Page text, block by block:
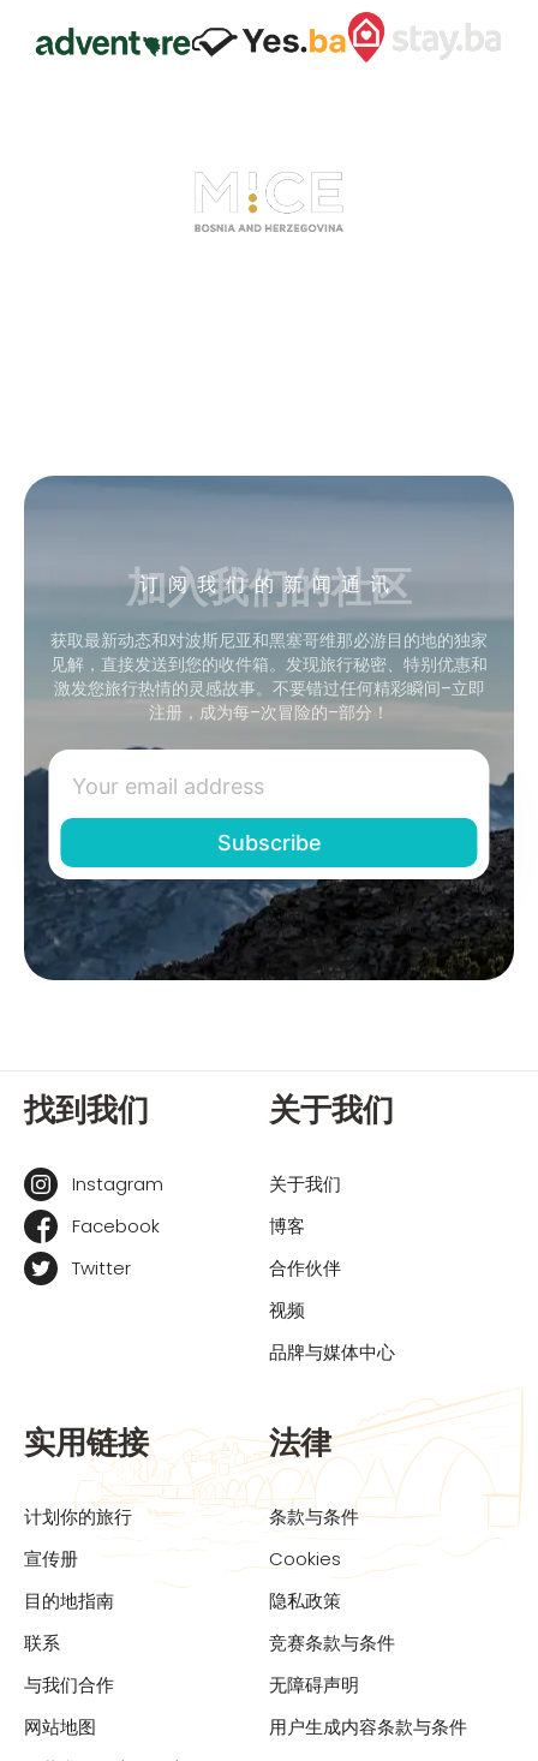
订阅我们的新闻通讯
加入我们的社区
获取最新动态和对波斯尼亚和黑塞哥维那必游目的地的独家
见解，直接发送到您的收件箱。发现旅行秘密、特别优惠和
激发您旅行热情的灵感故事。不要错过任何精彩瞬间–立即
注册，成为每–次冒险的–部分！
找到我们
Instagram
Facebook
Twitter
关于我们
关于我们
博客
合作伙伴
视频
品牌与媒体中心
实用链接
计划你的旅行
宣传册
目的地指南
联系
与我们合作
网站地图
法律
条款与条件
Cookies
隐私政策
竞赛条款与条件
无障碍声明
用户生成内容条款与条件